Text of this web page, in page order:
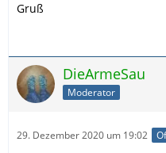
Gruß
DieArmeSau
Moderator
29. Dezember 2020 um 19:02